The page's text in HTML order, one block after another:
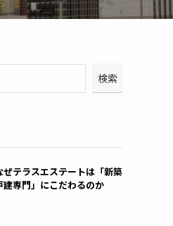
検索
ぜテラスエステートは「新築
建専門」にこだわるのか